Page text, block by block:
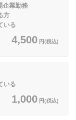
企業勤務
いる
4,500 円(税込)
いる
1,000 円(税込)